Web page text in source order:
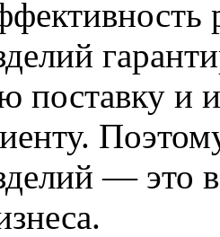
поставку и
— это